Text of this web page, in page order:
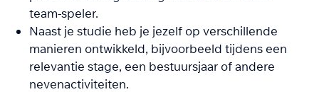
team-speler.
Naast je studie heb je jezelf op verschillende
manieren ontwikkeld, bijvoorbeeld tijdens een
relevantie stage, een bestuursjaar of andere
nevenactiviteiten.